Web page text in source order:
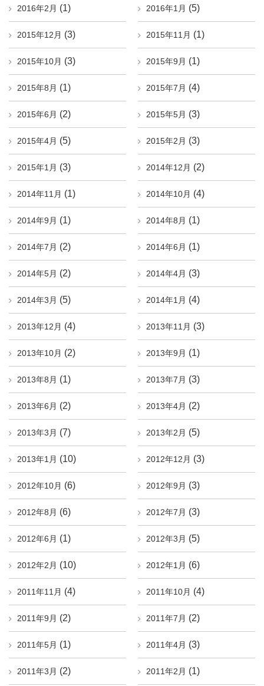
2016年2月 (1) 2016年1月 (5)
2015年12月 (3) 2015年11月 (1)
2015年10月 (3) 2015年9月 (1)
2015年8月 (1) 2015年7月 (4)
2015年6月 (2) 2015年5月 (3)
2015年4月 (5) 2015年2月 (3)
2015年1月 (3) 2014年12月 (2)
2014年11月 (1) 2014年10月 (4)
2014年9月 (1) 2014年8月 (1)
2014年7月 (2) 2014年6月 (1)
2014年5月 (2) 2014年4月 (3)
2014年3月 (5) 2014年1月 (4)
2013年12月 (4) 2013年11月 (3)
2013年10月 (2) 2013年9月 (1)
2013年8月 (1) 2013年7月 (3)
2013年6月 (2) 2013年4月 (2)
2013年3月 (7) 2013年2月 (5)
2013年1月 (10) 2012年12月 (3)
2012年10月 (6) 2012年9月 (3)
2012年8月 (6) 2012年7月 (3)
2012年6月 (1) 2012年3月 (5)
2012年2月 (10) 2012年1月 (6)
2011年11月 (4) 2011年10月 (4)
2011年9月 (2) 2011年7月 (2)
2011年5月 (1) 2011年4月 (3)
2011年3月 (2) 2011年2月 (1)